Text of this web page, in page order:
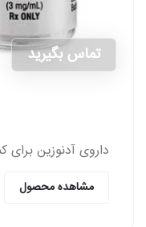
تماس بگیرید
مشاهده محصول